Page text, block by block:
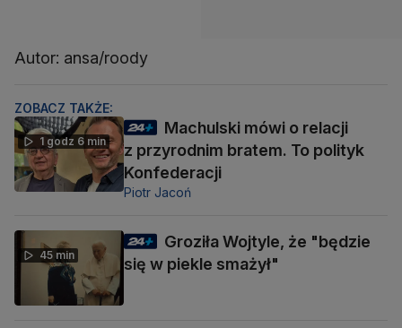
Autor: ansa/roody
ZOBACZ TAKŻE:
1 godz 6 min
Machulski mówi o relacji
z przyrodnim bratem. To polityk
Konfederacji
Piotr Jacoń
45 min
Groziła Wojtyle, że "będzie
się w piekle smażył"